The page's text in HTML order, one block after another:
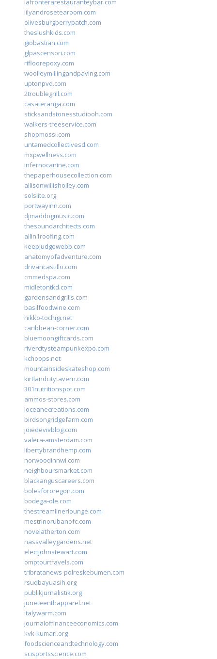
lafronterarestauranteybar.com
lilyandrosetearoom.com
olivesburgberrypatch.com
theslushkids.com
giobastian.com
glpascensori.com
rifloorepoxy.com
woolleymillingandpaving.com
uptonpvd.com
2troublegrill.com
casateranga.com
sticksandstonesstudiooh.com
walkers-treeservice.com
shopmossi.com
untamedcollectivesd.com
mxpwellness.com
infernocanine.com
thepaperhousecollection.com
allisonwillisholley.com
solslite.org
portwayinn.com
djmaddogmusic.com
thesoundarchitects.com
allin1roofing.com
keepjudgewebb.com
anatomyofadventure.com
drivancastillo.com
cmmedspa.com
midletontkd.com
gardensandgrills.com
basilfoodwine.com
nikko-tochigi.net
caribbean-corner.com
bluemoongiftcards.com
rivercitysteampunkexpo.com
kchoops.net
mountainsideskateshop.com
kirtlandcitytavern.com
301nutritionspot.com
ammos-stores.com
loceanecreations.com
birdsongridgefarm.com
joiedevivblog.com
valera-amsterdam.com
libertybrandhemp.com
norwoodinnwi.com
neighboursmarket.com
blackanguscareers.com
bolesfororegon.com
bodega-ole.com
thestreamlinerlounge.com
mestrinorubanofc.com
novelatherton.com
nassvalleygardens.net
electjohnstewart.com
omptourtravels.com
tribratanews-polreskebumen.com
rsudbayuasih.org
publikjurnalistik.org
juneteenthapparel.net
italywarm.com
journaloffinanceeconomics.com
kvk-kumari.org
foodscienceandtechnology.com
scisportsscience.com